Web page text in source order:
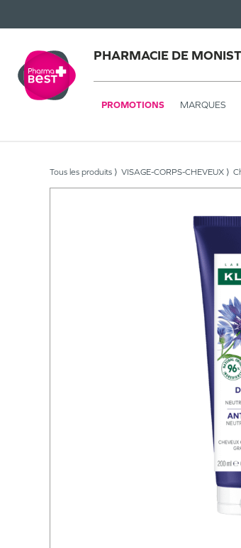
PHARMACIE DE
PROMOTIONS MARQUES
Tous les produits VISAGE-CORPS-CHEVEUX